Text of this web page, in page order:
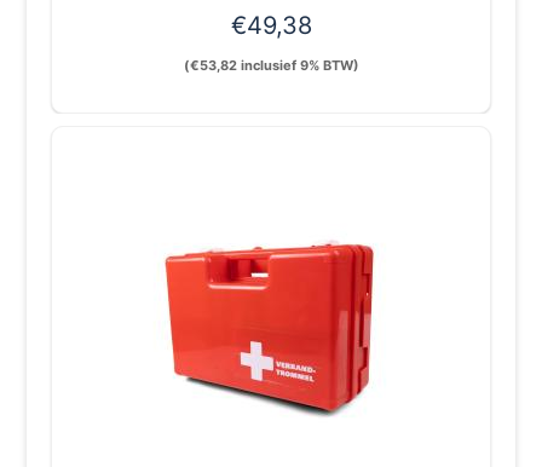
€49,38
(€53,82inclusief 9% BTW)